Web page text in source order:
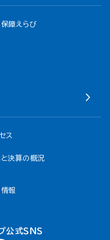
保障えらび
ス
決算の概況
報
式ＳＮＳ